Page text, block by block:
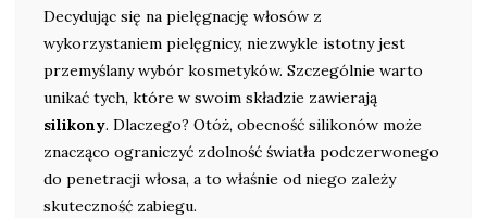
Decydując się na pielęgnację włosów z
wykorzystaniem pielęgnicy, niezwykle istotny jest
przemyślany wybór kosmetyków. Szczególnie warto
unikać tych, które w swoim składzie zawierają
silikony. Dlaczego? Otóż, obecność silikonów może
znacząco ograniczyć zdolność światła podczerwonego
do penetracji włosa, a to właśnie od niego zależy
skuteczność zabiegu.